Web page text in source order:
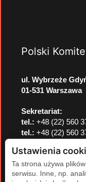
Polski
ul. Wybrzeże
01-531 Warszawa
Sekretariat:
tel.: +48 (22) 560
tel.: +48 (22) 560
Ustawienia
Ta strona używa
serwisu. Inne, np.